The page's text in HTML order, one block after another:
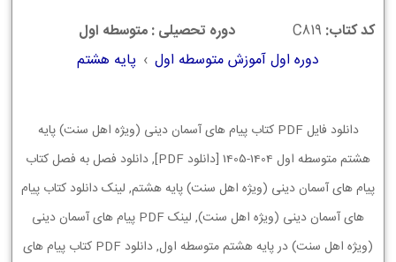
کد کتاب: C819
دوره تحصیلی : متوسطه اول
دوره اول آموزش متوسطه اول › پایه هشتم
دانلود فایل PDF کتاب پیام های آسمان دینی (ویژه اهل سنت) پایه
هشتم متوسطه اول 1404-1405 [دانلود PDF], دانلود فصل به فصل کتاب
پیام های آسمان دینی (ویژه اهل سنت) پایه هشتم, لینک دانلود کتاب پیام
های آسمان دینی (ویژه اهل سنت), لینک PDF پیام های آسمان دینی
(ویژه اهل سنت) در پایه هشتم متوسطه اول, دانلود PDF کتاب پیام های